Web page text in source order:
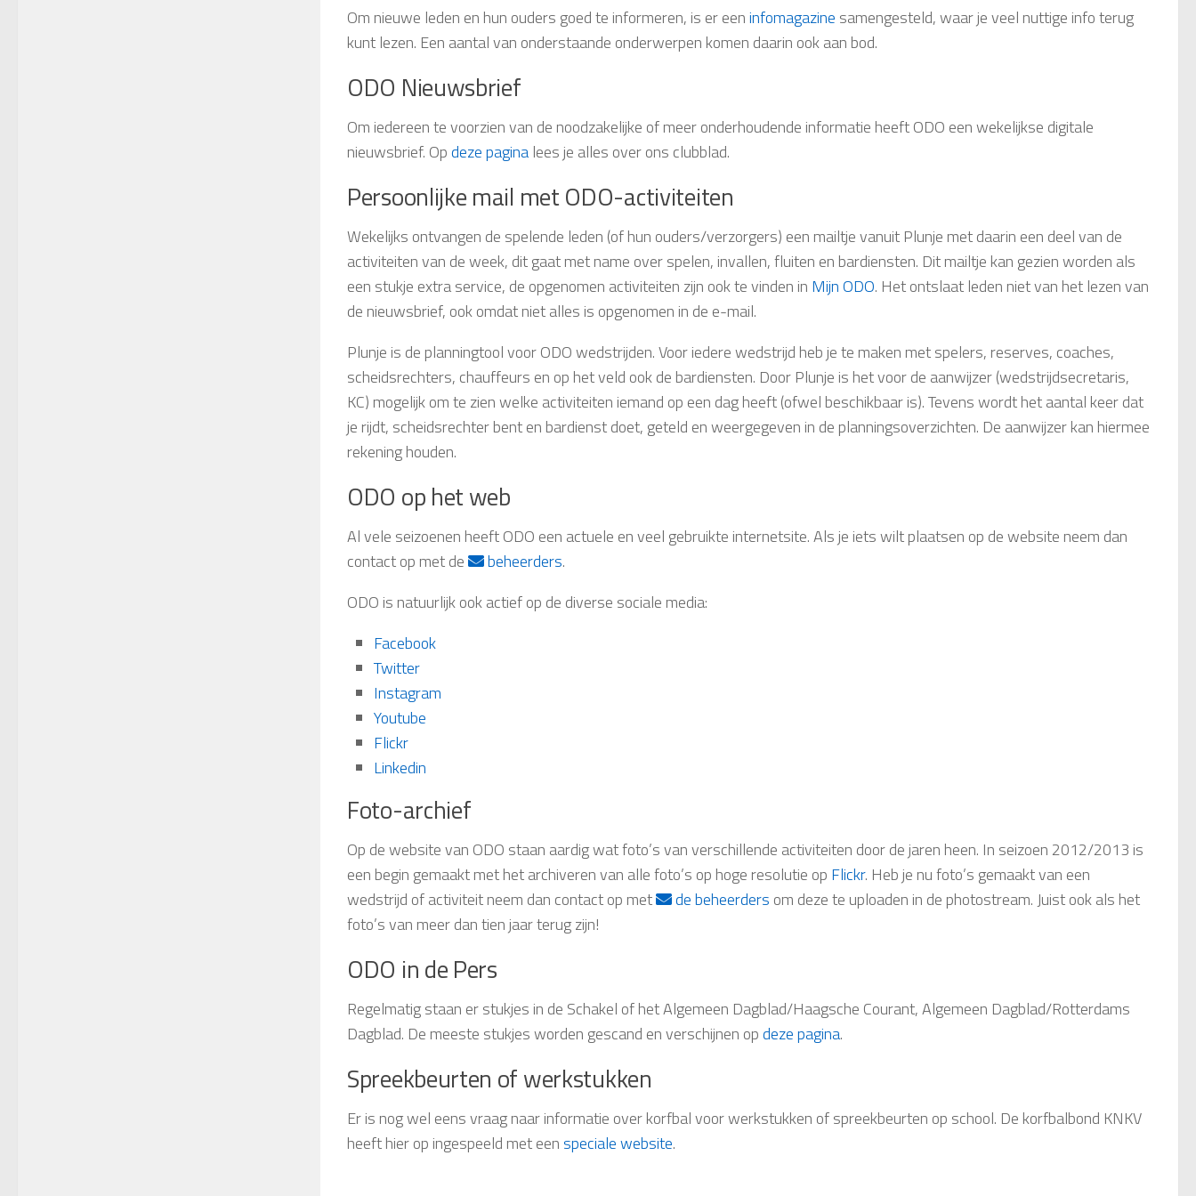
Om nieuwe leden en hun ouders goed te informeren, is er eeninfomagazine samengesteld, waar je veel nuttige info terug
kunt lezen. Een aantal van onderstaande onderwerpen komen daarin ook aan bod.
ODO Nieuwsbrief
Om iedereen te voorzien van de noodzakelijke of meer onderhoudende informatie heeft ODO een wekelijkse digitale
nieuwsbrief. Opdeze pagina lees je alles over ons clubblad.
Persoonlijke mail met ODO-activiteiten
Wekelijks ontvangen de spelende leden (of hun ouders/verzorgers) een mailtje vanuit Plunje met daarin een deel van de
activiteiten van de week, dit gaat met name over spelen, invallen, fluiten en bardiensten. Dit mailtje kan gezien worden als
een stukje extra service, de opgenomen activiteiten zijn ook te vinden in Mijn ODO. Het ontslaat leden niet van het lezen van
de nieuwsbrief, ook omdat niet alles is opgenomen in de e-mail.
Plunje is de planningtool voor ODO wedstrijden. Voor iedere wedstrijd heb je te maken met spelers, reserves, coaches,
scheidsrechters, chauffeurs en op het veld ook de bardiensten. Door Plunje is het voor de aanwijzer (wedstrijdsecretaris,
KC) mogelijk om te zien welke activiteiten iemand op een dag heeft (ofwel beschikbaar is). Tevens wordt het aantal keer dat
je rijdt, scheidsrechter bent en bardienst doet, geteld en weergegeven in de planningsoverzichten. De aanwijzer kan hiermee
rekening houden.
ODO op het web
Al vele seizoenen heeft ODO een actuele en veel gebruikte internetsite. Als je iets wilt plaatsen op de website neem dan
contact op met de
beheerders.
ODO is natuurlijk ook actief op de diverse sociale media:
Facebook
Twitter
Instagram
Youtube
Flickr
Linkedin
Foto-archief
Op de website van ODO staan aardig wat foto’s van verschillende activiteiten door de jaren heen. In seizoen 2012/2013 is
een begin gemaakt met het archiveren van alle foto’s op hoge resolutie op Flickr. Heb je nu foto’s gemaakt van een
wedstrijd of activiteit neem dan contact op met
de beheerders om deze te uploaden in de photostream. Juist ook als het
foto’s van meer dan tien jaar terug zijn!
ODO in de Pers
Regelmatig staan er stukjes in de Schakel of het Algemeen Dagblad/Haagsche Courant, Algemeen Dagblad/Rotterdams
Dagblad. De meeste stukjes worden gescand en verschijnen opdeze pagina.
Spreekbeurten of werkstukken
Er is nog wel eens vraag naar informatie over korfbal voor werkstukken of spreekbeurten op school. De korfbalbond KNKV
heeft hier op ingespeeld met een speciale website.